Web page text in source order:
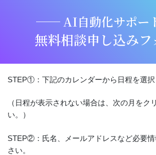
── AI自動化サポ
無料相談申し込みフ
STEP①：下記のカレンダーから日程を選択
（日程が表示されない場合は、次の月をク
い。）
STEP②：氏名、メールアドレスなど必要
さい。